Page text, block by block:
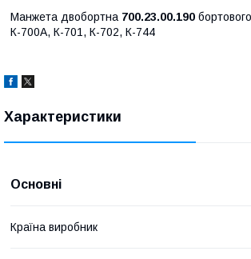
Манжета двобортна 700.23.00.190
К-700А, К-701, К-702, К-744
Характеристики
Основні
Країна виробник